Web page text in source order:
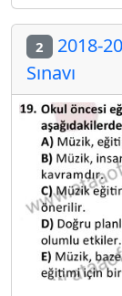
2 2018-
Sınavı